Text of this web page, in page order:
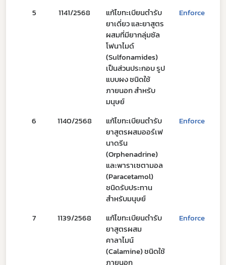
5 1141/2568
แก้ไขทะเบียนตำรับ
ยาเดี่ยว และยาสูตร
ผสมที่มียากลุ่มซัล
โฟนาไมด์
(Sulfonamides)
เป็นส่วนประกอบ รูป
แบบผง ชนิดใช้
ภายนอก สำหรับ
มนุษย์
Enforce
6 1140/2568
แก้ไขทะเบียนตำรับ
ยาสูตรผสมออร์เฟ
นาดรีน
(Orphenadrine)
และพาราเซตามอล
(Paracetamol)
ชนิดรับประทาน
สำหรับมนุษย์
Enforce
7 1139/2568
แก้ไขทะเบียนตำรับ
ยาสูตรผสม
คาลาไมน์
(Calamine) ชนิดใช้
ภายนอก
Enforce
Subscribe
เลือกหัวข้อที่ท่านต้องการ Subscribe